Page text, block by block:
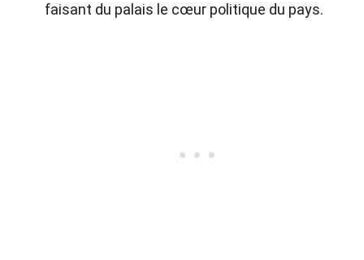
faisant du palais le cœur politique du pays.